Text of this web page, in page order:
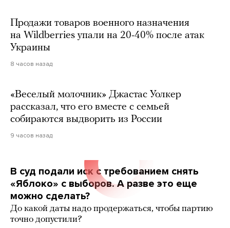
Продажи товаров военного назначения
на Wildberries упали на 20-40% после атак
Украины
8 часов назад
«Веселый молочник» Джастас Уолкер
рассказал, что его вместе с семьей
собираются выдворить из России
9 часов назад
В суд подали иск с требованием снять
«Яблоко» с выборов. А разве это еще
можно сделать?
До какой даты надо продержаться, чтобы партию
точно допустили?